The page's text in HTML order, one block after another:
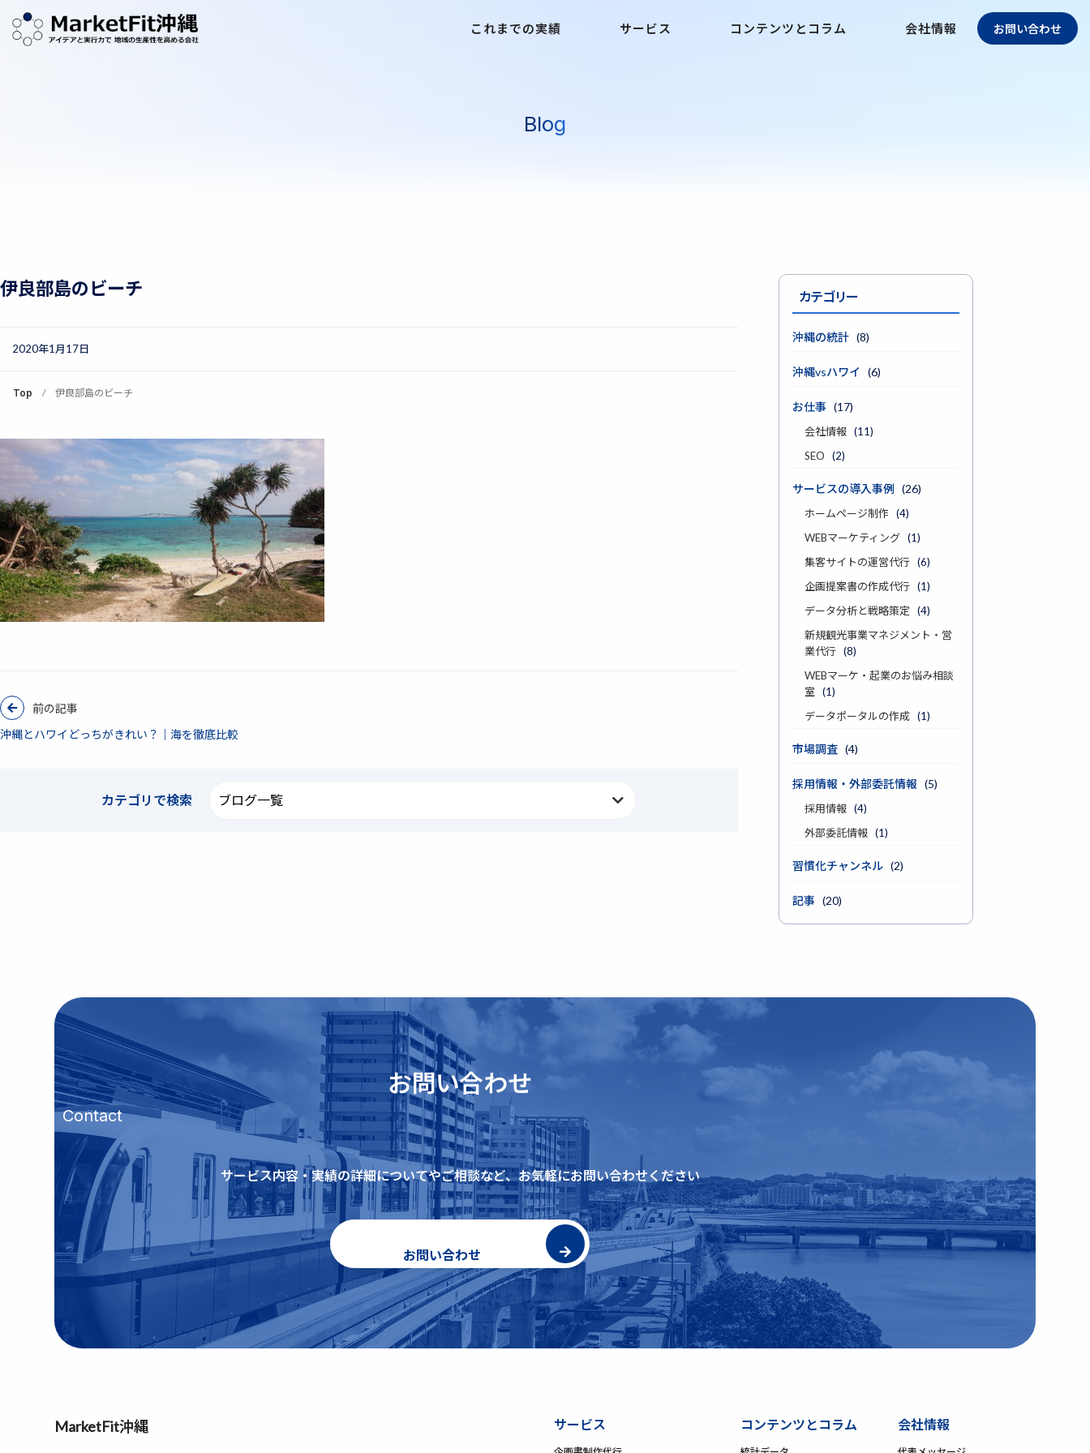
これまでの実績 サービス コンテンツとコラム 会社情報 お問い合わせ
Blog
伊良部島のビーチ
2020年1月17日
Top 伊良部島のビーチ
前の記事
沖縄とハワイどっちがきれい？｜海を徹底比較
カテゴリで検索
カテゴリー
沖縄の統計 (8)
沖縄vsハワイ (6)
お仕事 (17)
会社情報 (11)
SEO
(2)
サービスの導入事例 (26)
ホームページ制作
(4)
WEBマーケティング (1)
集客サイトの運営代行 (6)
企画提案書の作成代行 (1)
データ分析と戦略策定
(4)
新規観光事業マネジメント・営
業代行 (8)
WEBマーケ・起業のお悩み相談
室
(1)
データポータルの作成 (1)
市場調査 (4)
採用情報・外部委託情報 (5)
採用情報 (4)
外部委託情報 (1)
習慣化チャンネル (2)
記事 (20)
お問い合わせ
Contact
サービス内容・実績の詳細についてやご相談など、お気軽にお問い合わせください
お問い合わせ
MarketFit沖縄 サービス コンテンツとコラム 会社情報